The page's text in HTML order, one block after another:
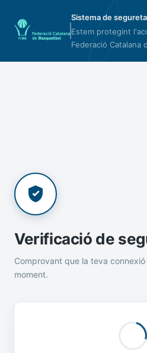
Sistema de
Estem protegint
Federació Catalana
Verificació de
Comprovant que la teva
moment.